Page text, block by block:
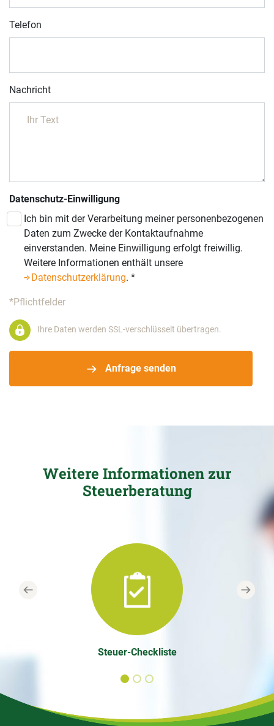
Telefon
Nachricht
Datenschutz-Einwilligung
Ich bin mit der Verarbeitung meiner personenbezogenen
Daten zum Zwecke der Kontaktaufnahme
einverstanden. Meine Einwilligung erfolgt freiwillig.
Weitere Informationen enthält unsere
Datenschutzerklärung. *
*Pflichtfelder
Anfrage senden
Ihre Daten werden SSL-verschlüsselt übertragen.
Weitere Informationen zur
Steuerberatung
Steuer-Checkliste
Previous Next